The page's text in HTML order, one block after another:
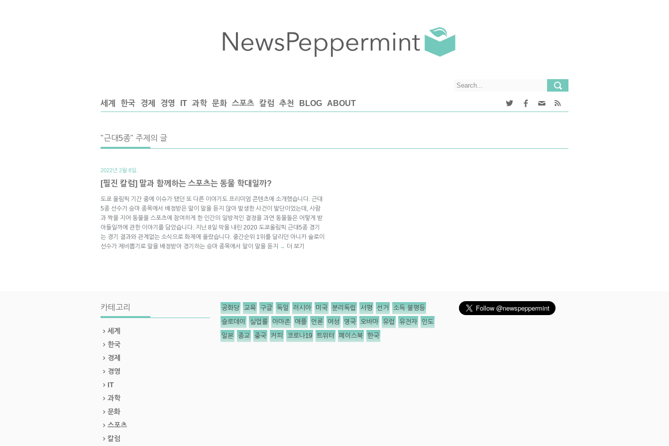
세계 한국 경제 경영 IT 과학 문화 스포츠 칼럼 추천 BLOG ABOUT
"근대5종" 주제의 글
2022년 2월 8일.
[필진 칼럼] 말과 함께하는 스포츠는 동물 학대일까?
도쿄 올림픽 기간 중에 이슈가 됐던 또 다른 이야기도 프리미엄 콘텐츠에 소개했습니다. 근대
5종 선수가 승마 종목에서 배정받은 말이 말을 듣지 않아 발생한 사건이 발단이었는데, 사람
과 짝을 지어 동물을 스포츠에 참여하게 한 인간의 일방적인 결정을 과연 동물들은 어떻게 받
아들일까에 관한 이야기를 담았습니다. 지난 8일 막을 내린 2020 도쿄올림픽 근대5종 경기
는 경기 결과와 관계없는 소식으로 화제에 올랐습니다. 중간순위 1위를 달리던 아니카 슐로이
선수가 제비뽑기로 말을 배정받아 경기하는 승마 종목에서 말이 말을 듣지
→ 더 보기
카테고리
세계
한국
경제
경영
IT
과학
문화
스포츠
칼럼
공화당 교육 구글 독일 러시아 미국 분리독립 서평 선거 소득 불평등
슬로데이 실업률 아마존 애플 언론 여성 영국 오바마 유럽 유전자 인도
일본 종교 중국 커피 코로나19 트위터 페이스북 한국